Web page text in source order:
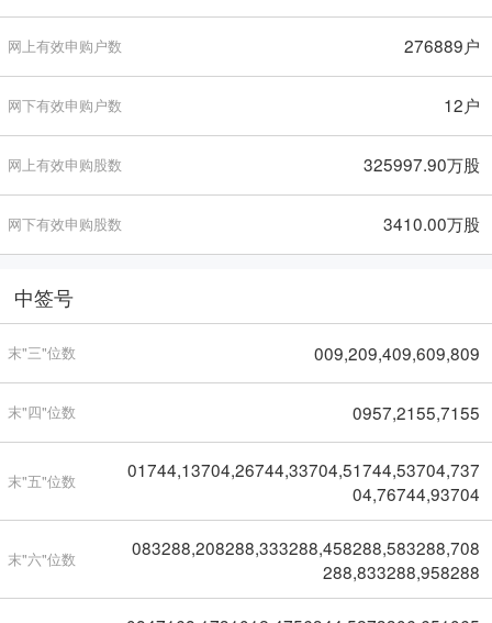
网上有效申购户数 276889户
网下有效申购户数 12户
网上有效申购股数 325997.90万股
网下有效申购股数 3410.00万股
中签号
末"三"位数 009,209,409,609,809
末"四"位数 0957,2155,7155
末"五"位数
01744,13704,26744,33704,51744,53704,737
04,76744,93704
末"六"位数
083288,208288,333288,458288,583288,708
288,833288,958288